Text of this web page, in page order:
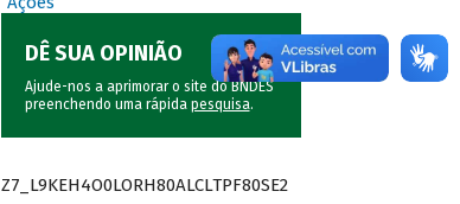
DÊ SUA OPINIÃO
Ajude-nos a aprimorar o site do BNDES
preenchendo uma rápida pesquisa.
Z7_L9KEH4O0LORH80ALCLTPF80SE2